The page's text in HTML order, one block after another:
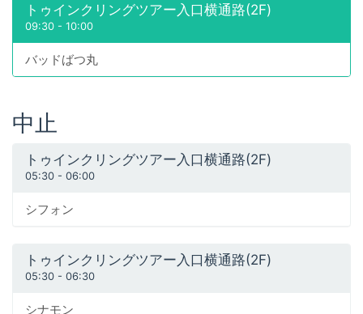
トゥインクリングツアー入口横通路(2F)
09:30 - 10:00
バッドばつ丸
中止
トゥインクリングツアー入口横通路(2F)
05:30 - 06:00
シフォン
トゥインクリングツアー入口横通路(2F)
05:30 - 06:30
シナモン